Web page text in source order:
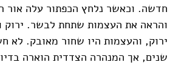
חדשה. וכאשר נלחץ הכפתור עלה אור
והראה את העצמות שתחת לבשר. ירוק
ירוק, והעצמות היו שחור מאובק. לא
שנים, אך המנהרה הצדדית הוארה